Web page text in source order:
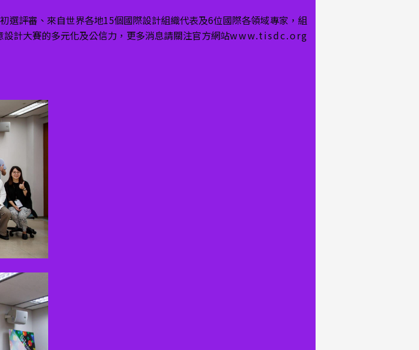
選評審、來自世界各地15個國際設計組織代表及6位國際各領域專家，組
計大賽的多元化及公信力，更多消息請關注官方網站www.tisdc.org